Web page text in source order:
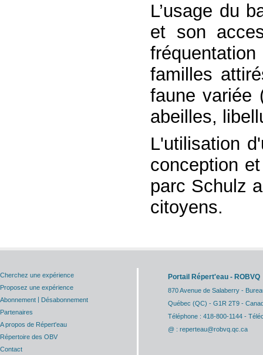
L’usage du
et son
familles
faune variée
abeilles,
L'utilisation
conception
parc Schulz
citoyens.
Cherchez une expérience
Proposez une expérience
Abonnement | Désabonnement
Partenaires
A propos de Répert'eau
Répertoire des OBV
Contact
Portail Répert'eau - ROBVQ
870 Avenue de Salaberry -
Québec (QC) - G1R 2T9 -
Téléphone : 418-800-1144 -
@ : reperteau@robvq.qc.ca